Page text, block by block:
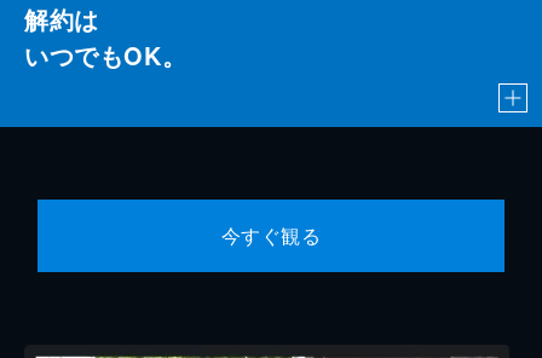
解約は
いつでもOK。
今すぐ観る